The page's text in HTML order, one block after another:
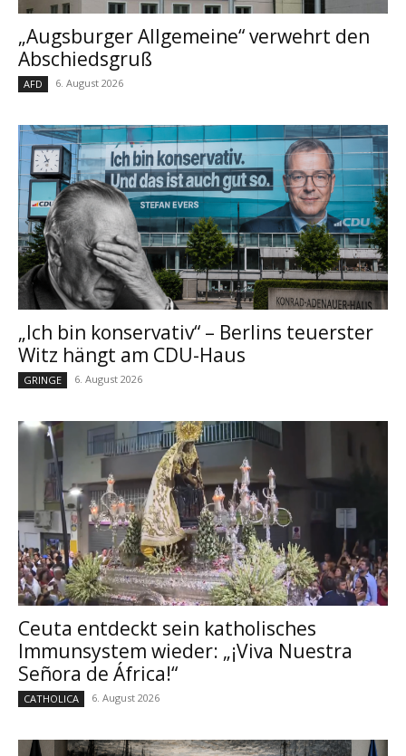
„Augsburger Allgemeine“ verwehrt den
Abschiedsgruß
AFD 6. August 2026
„Ich bin konservativ“ – Berlins teuerster
Witz hängt am CDU-Haus
GRINGE 6. August 2026
Ceuta entdeckt sein katholisches
Immunsystem wieder: „¡Viva Nuestra
Señora de África!“
CATHOLICA 6. August 2026